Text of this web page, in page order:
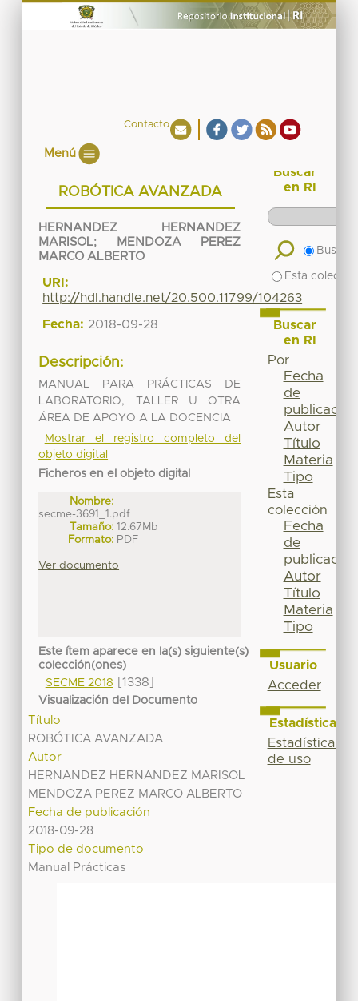
Contacto
Menú
ROBÓTICA AVANZADA
HERNANDEZ HERNANDEZ
MARISOL;
MENDOZA PEREZ
MARCO ALBERTO
URI:
http://hdl.handle.net/20.500.11799/104263
Fecha: 2018-09-28
Descripción:
MANUAL PARA PRÁCTICAS DE
LABORATORIO, TALLER U OTRA
ÁREA DE APOYO A LA DOCENCIA
Mostrar el registro completo del
objeto digital
Ficheros en el objeto digital
Nombre:
secme-3691_1.pdf
Tamaño: 12.67Mb
Formato: PDF
Ver documento
Este ítem aparece en la(s) siguiente(s)
colección(ones)
SECME 2018
[1338]
Visualización del Documento
Título
ROBÓTICA AVANZADA
Autor
HERNANDEZ HERNANDEZ MARISOL
MENDOZA PEREZ MARCO ALBERTO
Fecha de publicación
2018-09-28
Tipo de documento
Manual Prácticas
Buscar
en RI
Buscar
Esta
Buscar
en RI
Por
Fecha
de
publicación
Autor
Título
Materia
Tipo
Esta
colección
Fecha
de
publicación
Autor
Título
Materia
Tipo
Usuario
Acceder
Estadísticas
Estadísticas
de uso